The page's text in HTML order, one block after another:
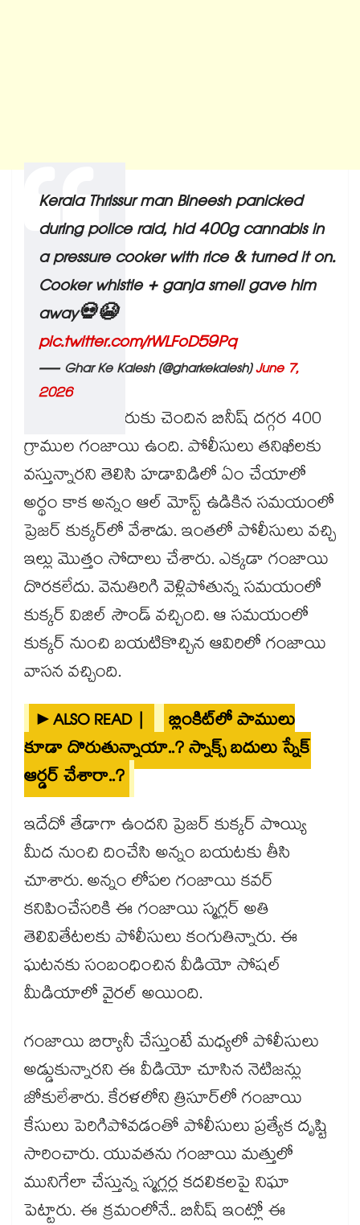
Kerala Thrissur man Bineesh panicked
during police raid, hid 400g cannabis in
a pressure cooker with rice & turned it on.
Cooker whistle + ganja smell gave him
away💀😭
pic.twitter.com/rWLFoD59Pq
— Ghar Ke Kalesh (@gharkekalesh)June 7,
2026
కేరళలోని త్రిసూరుకు చెందిన బినీష్ దగ్గర 400
గ్రాముల గంజాయి ఉంది. పోలీసులు తనిఖీలకు
వస్తున్నారని తెలిసి హడావిడిలో ఏం చేయాలో
అర్థం కాక అన్నం ఆల్ మోస్ట్ ఉడికిన సమయంలో
ప్రెజర్ కుక్కర్⁭లో వేశాడు. ఇంతలో పోలీసులు వచ్చి
ఇల్లు మొత్తం సోదాలు చేశారు. ఎక్కడా గంజాయి
దొరకలేదు. వెనుతిరిగి వెళ్లిపోతున్న సమయంలో
కుక్కర్ విజిల్ సౌండ్ వచ్చింది. ఆ సమయంలో
కుక్కర్ నుంచి బయటికొచ్చిన ఆవిరిలో గంజాయి
వాసన వచ్చింది.
►ALSO READ |
బ్లింకిట్⁬లో పాములు
కూడా దొరుతున్నాయా..? స్నాక్స్ బదులు స్నేక్
ఆర్డర్ చేశారా..?
ఇదేదో తేడాగా ఉందని ప్రెజర్ కుక్కర్ పొయ్యి
మీద నుంచి దించేసి అన్నం బయటకు తీసి
చూశారు. అన్నం లోపల గంజాయి కవర్
కనిపించేసరికి ఈ గంజాయి స్మగ్లర్ అతి
తెలివితేటలకు పోలీసులు కంగుతిన్నారు. ఈ
ఘటనకు సంబంధించిన వీడియో సోషల్
మీడియాలో వైరల్ అయింది.
గంజాయి బిర్యానీ చేస్తుంటే మధ్యలో పోలీసులు
అడ్డుకున్నారని ఈ వీడియో చూసిన నెటిజన్లు
జోకులేశారు. కేరళలోని త్రిసూర్⁪లో గంజాయి
కేసులు పెరిగిపోవడంతో పోలీసులు ప్రత్యేక దృష్టి
సారించారు. యువతను గంజాయి మత్తులో
మునిగేలా చేస్తున్న స్మగ్లర్ల కదలికలపై నిఘా
పెట్టారు. ఈ క్రమంలోనే.. బినీష్ ఇంట్లో ఈ